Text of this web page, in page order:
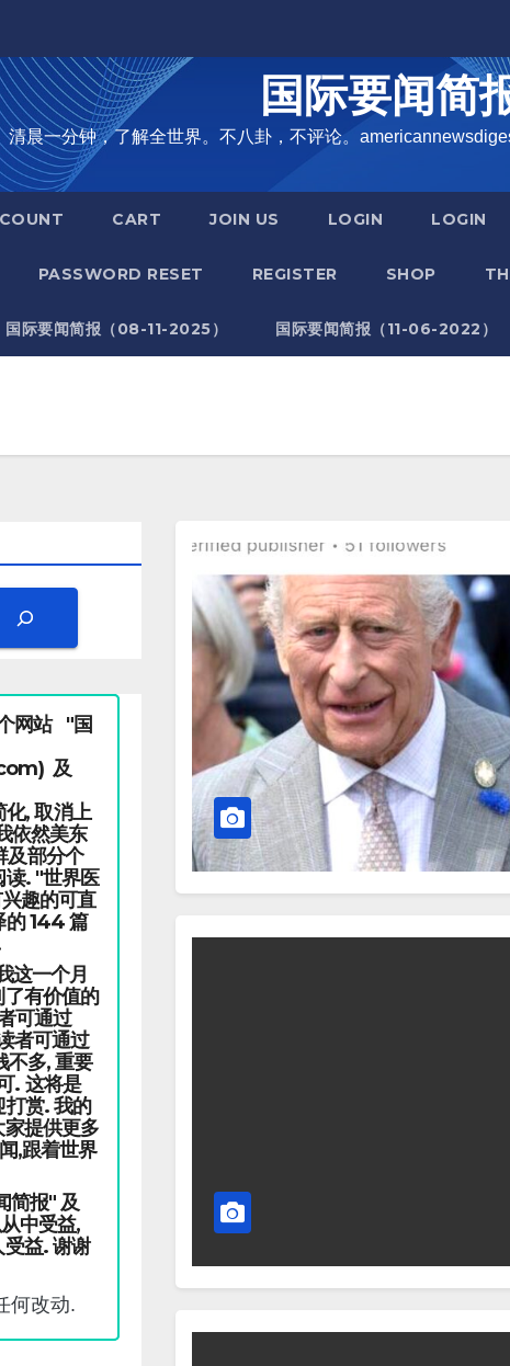
国际要闻简
清晨一分钟，了解全世界。不八卦，不评论。
CART JOIN US LOGIN LOGIN
PASSWORD RESET REGISTER SHOP
国际要闻简报（08-11-2025） 国际要闻简报（11-06-2022）
网站 "国
及
, 取消上
依然美东
及部分个
读. "世界医
趣的可直
的 144 篇
这一个月
有价值的
可通过
者可通过
不多, 重要
. 这将是
打赏. 我的
提供更多
,跟着世界
简报" 及
中受益,
益. 谢谢
何改动.